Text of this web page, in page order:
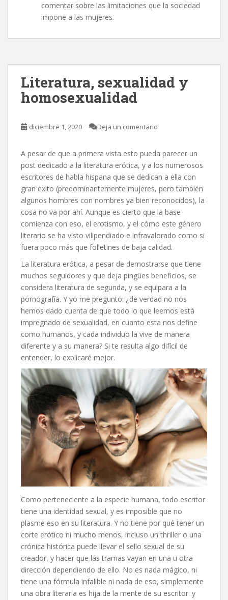
comentar sobre las limitaciones que la sociedad
impone a las mujeres.
Literatura, sexualidad y
homosexualidad
diciembre 1, 2020 Deja un comentario
A pesar de que a primera vista esto pueda parecer un
post dedicado a la literatura erótica, y a los numerosos
escritores de habla hispana que se dedican a ella con
gran éxito (predominantemente mujeres, pero también
algunos hombres con nombres ya bien reconocidos), la
cosa no va por ahí. Aunque es cierto que la base
comienza con eso, el erotismo, y el cómo este género
literario se ha visto vilipendiado e infravalorado como si
fuera poco más que folletines de baja calidad.
La literatura erótica, a pesar de demostrarse que tiene
muchos seguidores y que deja pingües beneficios, se
considera literatura de segunda, y se equipara a la
pornografía. Y yo me pregunto: ¿de verdad no nos
hemos dado cuenta de que todo lo que leemos está
impregnado de sexualidad, en cuanto esta nos define
como humanos, y cada individuo la vive de manera
diferente y a su manera? Si te resulta algo difícil de
entender, lo explicaré mejor.
Como perteneciente a la especie humana, todo escritor
tiene una identidad sexual, y es imposible que no
plasme eso en su literatura. Y no tiene por qué tener un
corte erótico ni mucho menos, incluso un thriller o una
crónica histórica puede llevar el sello sexual de su
creador, y hacer que las tramas vayan en una u otra
dirección dependiendo de ello. No es nada mágico, ni
tiene una fórmula infalible ni nada de eso, simplemente
una obra literaria es hija de la mente de su escritor: y